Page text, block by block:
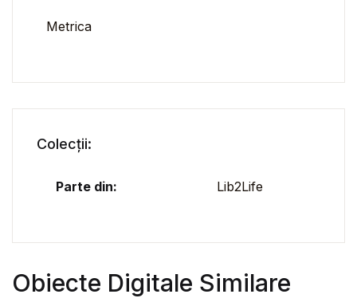
Metrica
Colecții:
Parte din: Lib2Life
Obiecte Digitale Similare